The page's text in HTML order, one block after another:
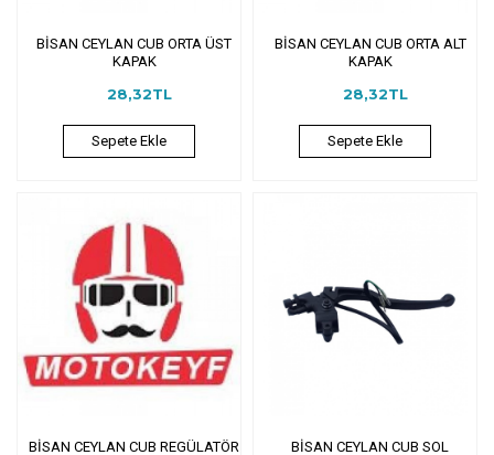
BİSAN CEYLAN CUB ORTA ÜST
KAPAK
28,32TL
Sepete Ekle
BİSAN CEYLAN CUB ORTA ALT
KAPAK
28,32TL
Sepete Ekle
BİSAN CEYLAN CUB REGÜLATÖR
BİSAN CEYLAN CUB SOL